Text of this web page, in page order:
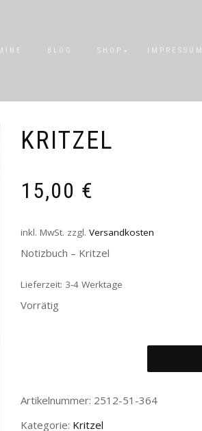
BLOG SHOP IMPRESSUM
KRITZEL
15,00 €
inkl. MwSt. zzgl. Versandkosten
Notizbuch – Kritzel
Lieferzeit: 3-4 Werktage
Vorrätig
Artikelnummer: 2512-51-364
Kategorie: Kritzel